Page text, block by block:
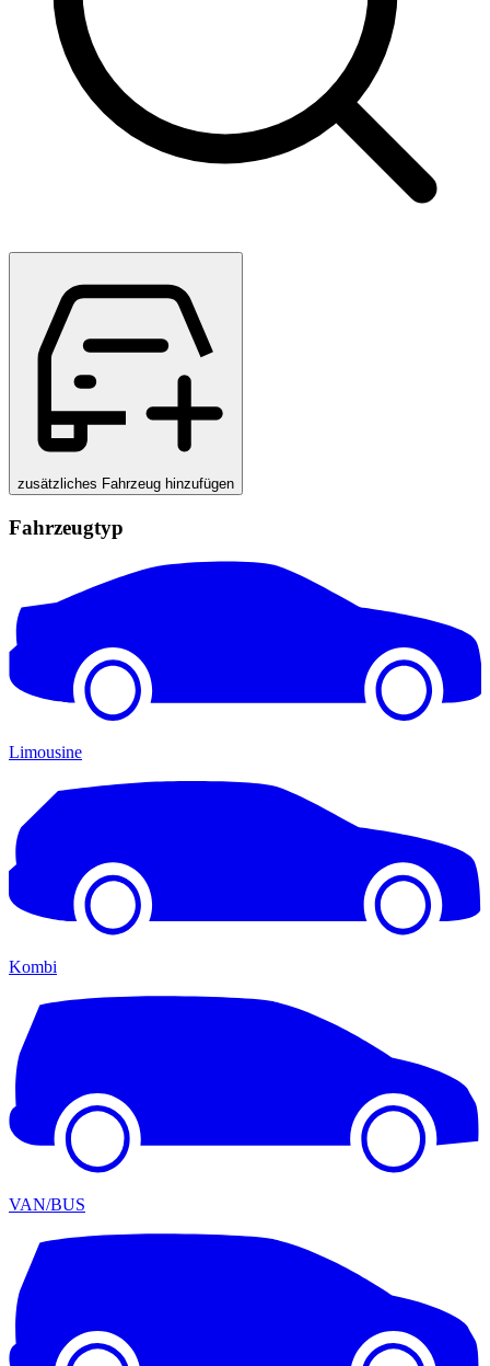
zusätzliches Fahrzeug hinzufügen
Fahrzeugtyp
Limousine
Kombi
VAN/BUS